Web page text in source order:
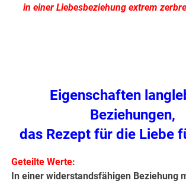
in einer Liebesbeziehung extrem
Eigenschaften
Beziehungen,
das Rezept für die Liebe
Geteilte Werte:
In einer widerstandsfähigen Beziehung